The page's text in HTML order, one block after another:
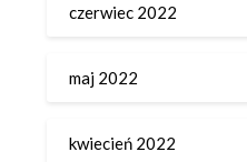
czerwiec 2022
maj 2022
kwiecień 2022